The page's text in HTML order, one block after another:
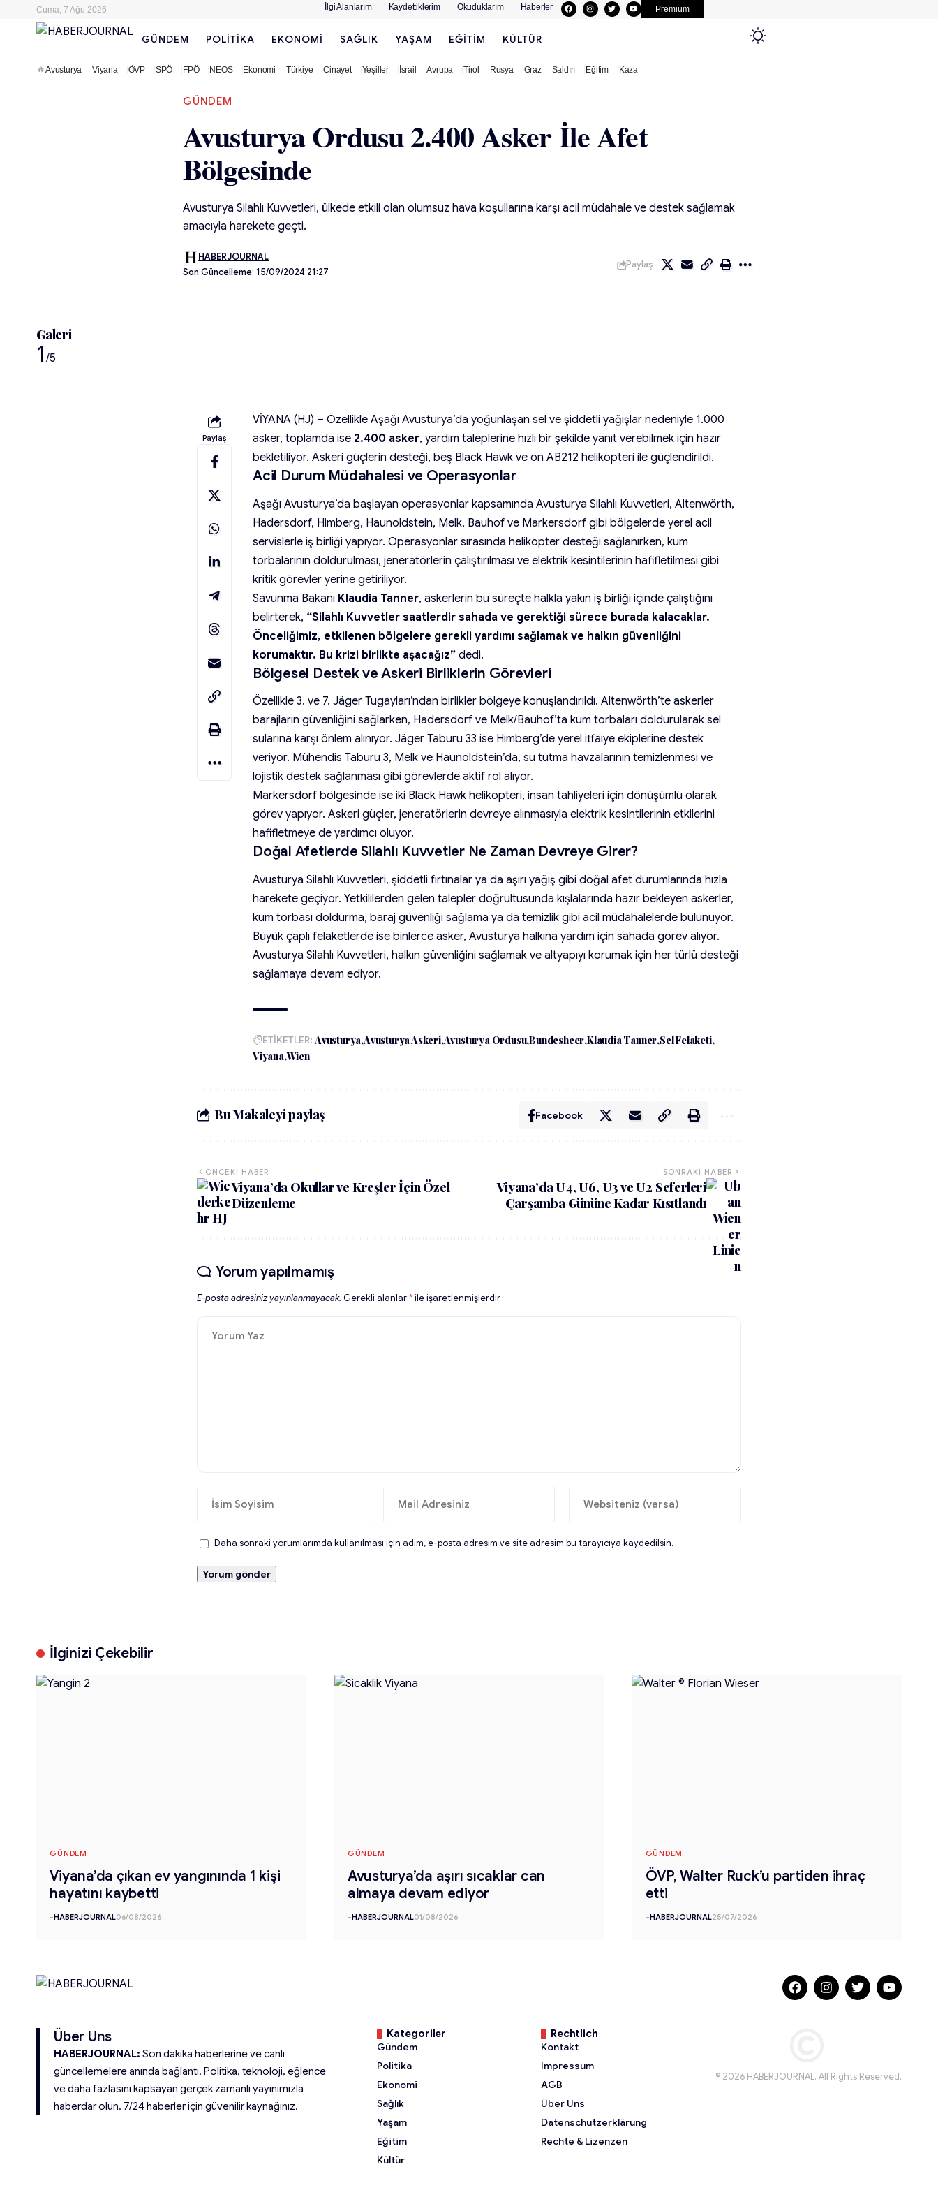
Cuma, 7 Ağu 2026 İlgi Alanlarım Kaydettiklerim Okuduklarım Haberler Premium
GÜNDEM POLITIKA EKONOMI SAĞLIK YAŞAM EĞITIM KÜLTÜR
🔥Avusturya Viyana ÖVP SPÖ FPÖ NEOS Ekonomi Türkiye Cinayet Yeşiller İsrail Avrupa Tirol Rusya Graz Saldırı Eğitim Kaza
GÜNDEM
Avusturya Ordusu 2.400 Asker İle Afet
Bölgesinde
Avusturya Silahlı Kuvvetleri, ülkede etkili olan olumsuz hava koşullarına karşı acil müdahale ve destek sağlamak
amacıyla harekete geçti.
Son Güncelleme: 15/09/2024 21:27
HABERJOURNAL
Paylaş
Galeri
1 /5
Paylaş
VİYANA (HJ) – Özellikle Aşağı Avusturya’da yoğunlaşan sel ve şiddetli yağışlar nedeniyle 1.000
asker, toplamda ise 2.400 asker, yardım taleplerine hızlı bir şekilde yanıt verebilmek için hazır
bekletiliyor. Askeri güçlerin desteği, beş Black Hawk ve on AB212 helikopteri ile güçlendirildi.
Acil Durum Müdahalesi ve Operasyonlar
Aşağı Avusturya’da başlayan operasyonlar kapsamında Avusturya Silahlı Kuvvetleri, Altenwörth,
Hadersdorf, Himberg, Haunoldstein, Melk, Bauhof ve Markersdorf gibi bölgelerde yerel acil
servislerle iş birliği yapıyor. Operasyonlar sırasında helikopter desteği sağlanırken, kum
torbalarının doldurulması, jeneratörlerin çalıştırılması ve elektrik kesintilerinin hafifletilmesi gibi
kritik görevler yerine getiriliyor.
Savunma Bakanı Klaudia Tanner, askerlerin bu süreçte halkla yakın iş birliği içinde çalıştığını
belirterek, “Silahlı Kuvvetler saatlerdir sahada ve gerektiği sürece burada kalacaklar.
Önceliğimiz, etkilenen bölgelere gerekli yardımı sağlamak ve halkın güvenliğini
korumaktır. Bu krizi birlikte aşacağız” dedi.
Bölgesel Destek ve Askeri Birliklerin Görevleri
Özellikle 3. ve 7. Jäger Tugayları’ndan birlikler bölgeye konuşlandırıldı. Altenwörth’te askerler
barajların güvenliğini sağlarken, Hadersdorf ve Melk/Bauhof’ta kum torbaları doldurularak sel
sularına karşı önlem alınıyor. Jäger Taburu 33 ise Himberg’de yerel itfaiye ekiplerine destek
veriyor. Mühendis Taburu 3, Melk ve Haunoldstein’da, su tutma havzalarının temizlenmesi ve
lojistik destek sağlanması gibi görevlerde aktif rol alıyor.
Markersdorf bölgesinde ise iki Black Hawk helikopteri, insan tahliyeleri için dönüşümlü olarak
görev yapıyor. Askeri güçler, jeneratörlerin devreye alınmasıyla elektrik kesintilerinin etkilerini
hafifletmeye de yardımcı oluyor.
Doğal Afetlerde Silahlı Kuvvetler Ne Zaman Devreye Girer?
Avusturya Silahlı Kuvvetleri, şiddetli fırtınalar ya da aşırı yağış gibi doğal afet durumlarında hızla
harekete geçiyor. Yetkililerden gelen talepler doğrultusunda kışlalarında hazır bekleyen askerler,
kum torbası doldurma, baraj güvenliği sağlama ya da temizlik gibi acil müdahalelerde bulunuyor.
Büyük çaplı felaketlerde ise binlerce asker, Avusturya halkına yardım için sahada görev alıyor.
Avusturya Silahlı Kuvvetleri, halkın güvenliğini sağlamak ve altyapıyı korumak için her türlü desteği
sağlamaya devam ediyor.
ETİKETLER: Avusturya Avusturya Askeri Avusturya Ordusu Bundesheer Klaudia Tanner Sel Felaketi
Viyana Wien
Bu Makaleyi paylaş Facebook
ÖNCEKI HABER
Viyana’da Okullar ve Kreşler İçin Özel
Düzenleme
SONRAKI HABER
Viyana’da U4, U6, U3 ve U2 Seferleri
Çarşamba Gününe Kadar Kısıtlandı
Yorum yapılmamış
E-posta adresiniz yayınlanmayacak. Gerekli alanlar*ile işaretlenmişlerdir
Daha sonraki yorumlarımda kullanılması için adım, e-posta adresim ve site adresim bu tarayıcıya kaydedilsin.
İlginizi Çekebilir
GÜNDEM
Viyana’da çıkan ev yangınında 1 kişi
hayatını kaybetti
-HABERJOURNAL06/08/2026
GÜNDEM
Avusturya’da aşırı sıcaklar can
almaya devam ediyor
-HABERJOURNAL01/08/2026
GÜNDEM
ÖVP, Walter Ruck’u partiden ihraç
etti
-HABERJOURNAL25/07/2026
Über Uns
HABERJOURNAL: Son dakika haberlerine ve canlı
güncellemelere anında bağlantı. Politika, teknoloji, eğlence
ve daha fazlasını kapsayan gerçek zamanlı yayınımızla
haberdar olun. 7/24 haberler için güvenilir kaynağınız.
Kategoriler
Gündem
Politika
Ekonomi
Sağlık
Yaşam
Eğitim
Kültür
Rechtlich
Kontakt
Impressum
AGB
Über Uns
Datenschutzerklärung
Rechte & Lizenzen
© 2026 HABERJOURNAL. All Rights Reserved.